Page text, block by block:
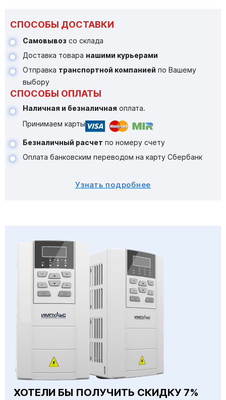
СПОСОБЫ ДОСТАВКИ
Самовывоз со склада
Доставка товара нашими курьерами
Отправка транспортной компанией по Вашему
выбору
СПОСОБЫ ОПЛАТЫ
Наличная и безналичная оплата.
Принимаем карты
Безналичный расчет по номеру счету
Оплата банковским переводом на карту Сбербанк
Узнать подробнее
ХОТЕЛИ БЫ ПОЛУЧИТЬ СКИДКУ 7%